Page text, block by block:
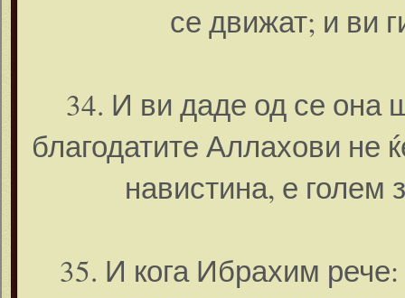
се движат; и ви
34. И ви даде од се она
благодатите Аллахови не
навистина, е голем
35. И кога Ибрахим рече: